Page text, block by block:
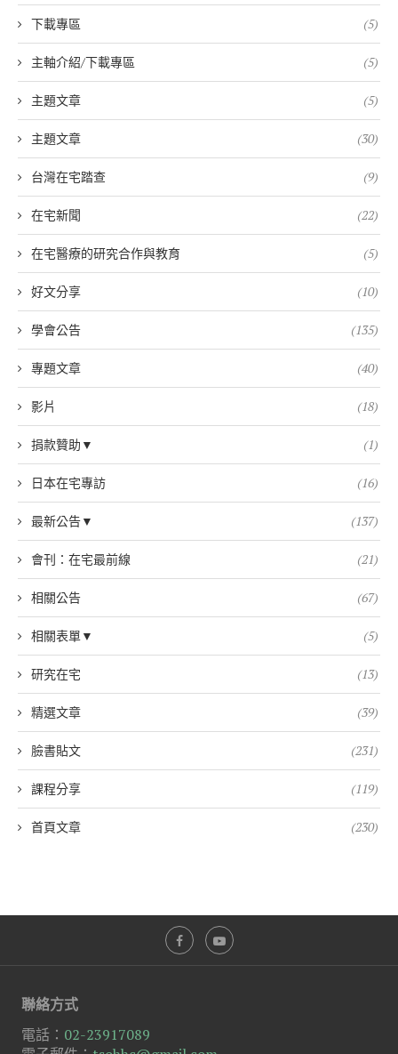
下載專區 (5)
主軸介紹/下載專區 (5)
主題文章 (5)
主題文章 (30)
台灣在宅踏查 (9)
在宅新聞 (22)
在宅醫療的研究合作與教育 (5)
好文分享 (10)
學會公告 (135)
專題文章 (40)
影片 (18)
捐款贊助▼ (1)
日本在宅專訪 (16)
最新公告▼ (137)
會刊：在宅最前線 (21)
相關公告 (67)
相關表單▼ (5)
研究在宅 (13)
精選文章 (39)
臉書貼文 (231)
課程分享 (119)
首頁文章 (230)
聯絡方式
電話： 02-23917089